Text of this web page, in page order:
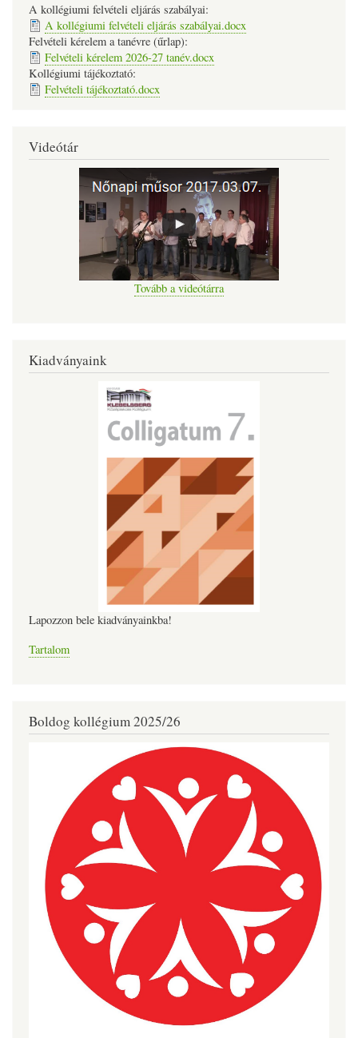
A kollégiumi felvételi eljárás szabályai:
A kollégiumi felvételi eljárás szabályai.docx
Felvételi kérelem a tanévre (űrlap):
Felvételi kérelem 2026-27 tanév.docx
Kollégiumi tájékoztató:
Felvételi tájékoztató.docx
Videótár
Tovább a videótárra
Kiadványaink
Lapozzon bele kiadványainkba!
Tartalom
Boldog kollégium 2025/26